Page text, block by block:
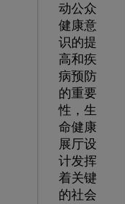
动公众
健康意
识的提
高和疾
病预防
的重要
性，生
命健康
展厅设
计发挥
着关键
的社会